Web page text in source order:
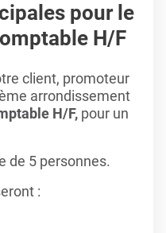
pour le
H/F
client, promoteur
arrondissement
H/F, pour un
de 5 personnes.
: